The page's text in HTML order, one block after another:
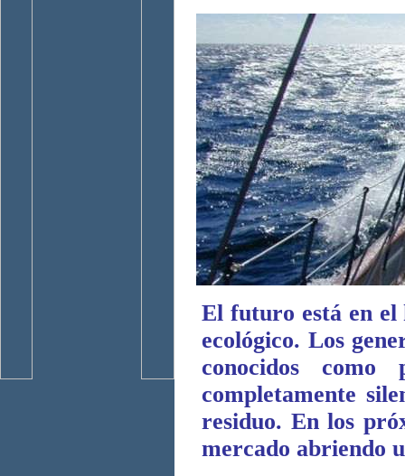
El futuro está en el
ecológico. Los
conocidos
completamente
residuo. En los
mercado abriendo